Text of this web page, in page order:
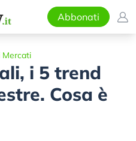
Abbonati
Mercati
i 5 trend
Cosa è